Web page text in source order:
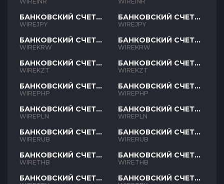
БАНКОВСКИЙ СЧЕТ
JPY
WIREJPY
БАНКОВСКИЙ СЧЕТ
KRW
WIREKRW
БАНКОВСКИЙ СЧЕТ
KZT
WIREKZT
БАНКОВСКИЙ СЧЕТ
PHP
WIREPHP
БАНКОВСКИЙ СЧЕТ
PLN
WIREPLN
БАНКОВСКИЙ СЧЕТ
RUB
WIRERUB
БАНКОВСКИЙ СЧЕТ
THB
WIRETHB
БАНКОВСКИЙ СЧЕТ
БАНКОВСКИЙ СЧЕТ
JPY
WIREJPY
БАНКОВСКИЙ СЧЕТ
KRW
WIREKRW
БАНКОВСКИЙ СЧЕТ
KZT
WIREKZT
БАНКОВСКИЙ СЧЕТ
PHP
WIREPHP
БАНКОВСКИЙ СЧЕТ
PLN
WIREPLN
БАНКОВСКИЙ СЧЕТ
RUB
WIRERUB
БАНКОВСКИЙ СЧЕТ
THB
WIRETHB
БАНКОВСКИЙ СЧЕТ